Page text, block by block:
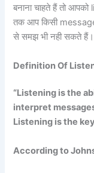
बनाना चाहते हैं तो
तक आप किसी
से समझ भी नही सकते हैं।
Definition Of
“Listening is the
interpret
Listening is the
According to